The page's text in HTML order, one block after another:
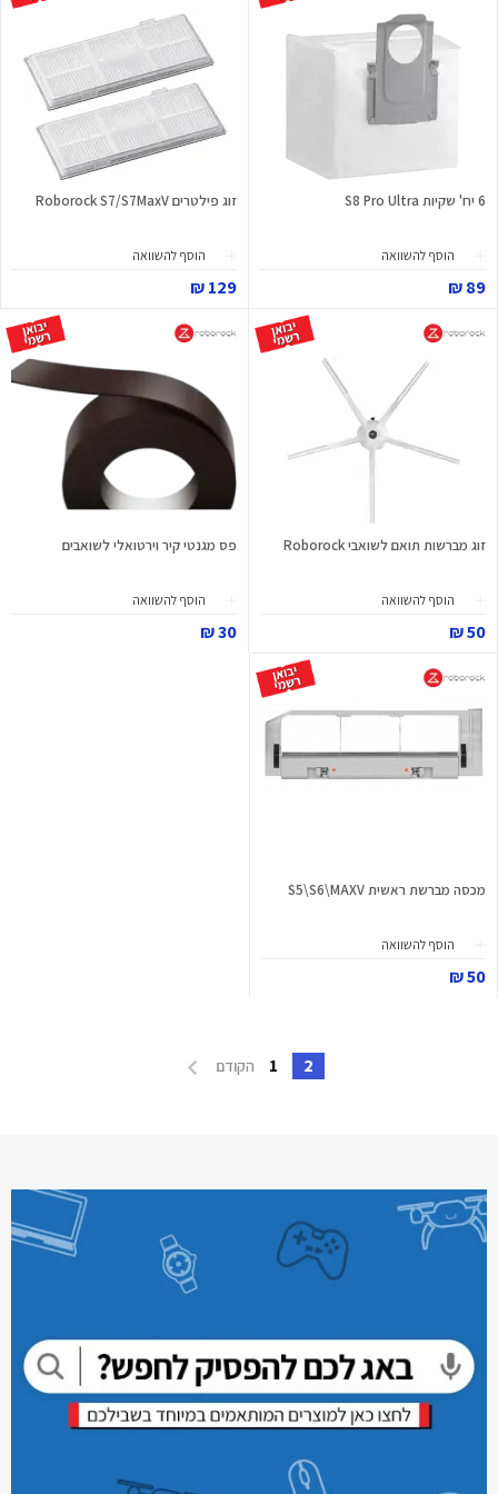
6 יח' שקיות S8 Pro Ultra
הוסף להשוואה
89 ₪
זוג פילטרים Roborock S7/S7MaxV
הוסף להשוואה
129 ₪
זוג מברשות תואם לשואבי Roborock
הוסף להשוואה
50 ₪
פס מגנטי קיר וירטואלי לשואבים
הוסף להשוואה
30 ₪
מכסה מברשת ראשית S5\S6\MAXV
הוסף להשוואה
50 ₪
2
1 הקודם